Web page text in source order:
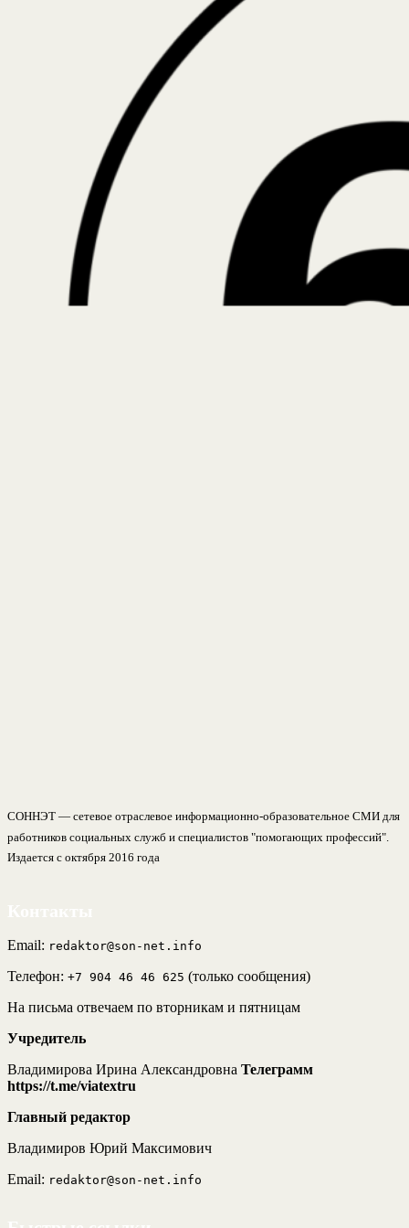
СОННЭТ — сетевое отраслевое информационно-образовательное СМИ для
работников социальных служб и специалистов "помогающих профессий".
Издается с октября 2016 года
Email: redaktor@son-net.info
Телефон: +7 904 46 46 625 (только сообщения)
На письма отвечаем по вторникам и пятницам
Учредитель
Владимирова Ирина Александровна Телеграмм
https://t.me/viatextru
Главный редактор
Владимиров Юрий Максимович
Email: redaktor@son-net.info